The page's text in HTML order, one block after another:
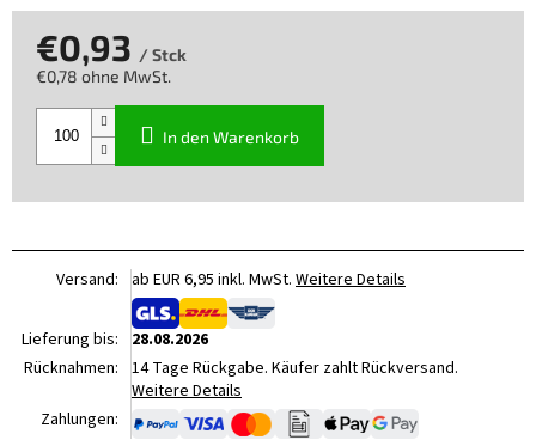
€0,93 / Stck
€0,78 ohne MwSt.
In den Warenkorb
Versand: ab EUR 6,95 inkl. MwSt. Weitere Details
Lieferung bis:
28.08.2026
Rücknahmen: 14 Tage Rückgabe. Käufer zahlt Rückversand.
Weitere Details
Zahlungen: